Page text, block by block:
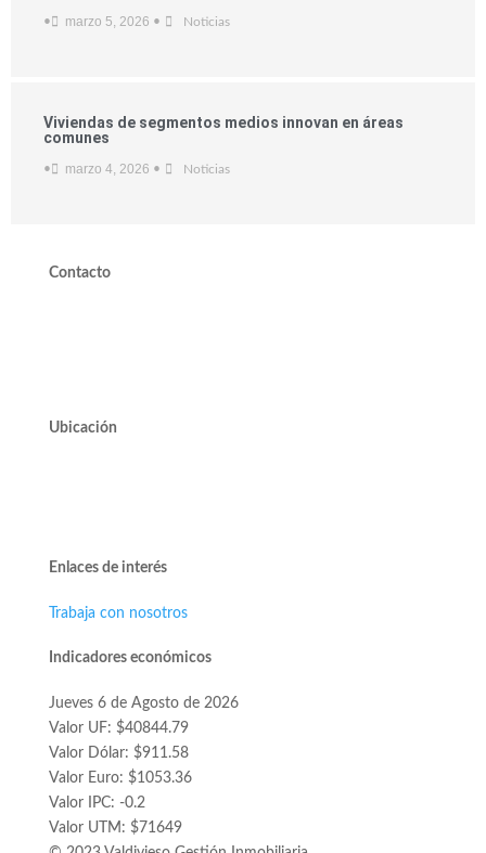
• marzo 5, 2026 • Noticias
Viviendas de segmentos medios innovan en áreas
comunes
• marzo 4, 2026 • Noticias
Contacto
Ubicación
Enlaces de interés
Trabaja con nosotros
Indicadores económicos
Jueves 6 de Agosto de 2026
Valor UF: $40844.79
Valor Dólar: $911.58
Valor Euro: $1053.36
Valor IPC: -0.2
Valor UTM: $71649